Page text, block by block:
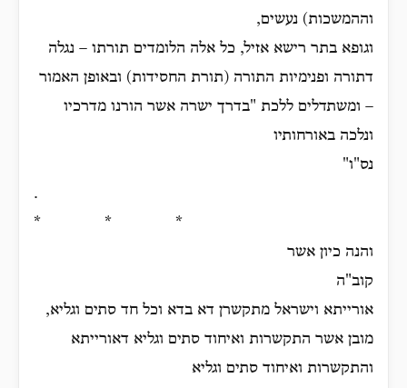
וההמשכות) נעשים,
וגופא בתר רישא אזיל, כל אלה הלומדים תורתו – נגלה
דתורה ופנימיות התורה (תורת החסידות) ובאופן האמור
– ומשתדלים ללכת "בדרך ישרה אשר הורנו מדרכיו
ונלכה באורחותיו
נס"ו"
.
* * *
והנה כיון אשר
קוב"ה
אורייתא וישראל מתקשרן דא בדא וכל חד סתים וגליא,
מובן אשר התקשרות ואיחוד סתים וגליא דאורייתא
והתקשרות ואיחוד סתים וגליא